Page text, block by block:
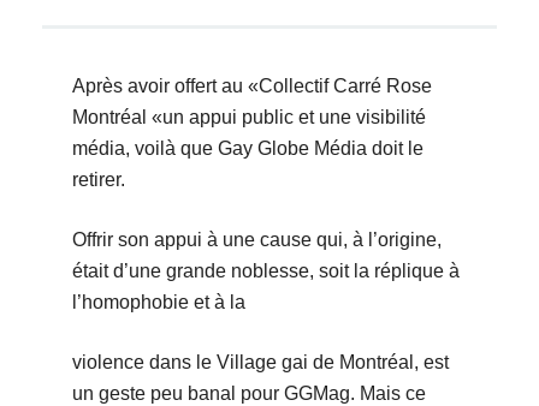
Après avoir offert au «Collectif Carré Rose
Montréal «un appui public et une visibilité
média, voilà que Gay Globe Média doit le
retirer.
Offrir son appui à une cause qui, à l’origine,
était d’une grande noblesse, soit la réplique à
l’homophobie et à la
violence dans le Village gai de Montréal, est
un geste peu banal pour GGMag. Mais ce